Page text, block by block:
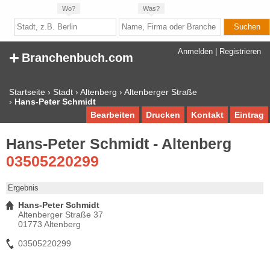
Wo? Was?
Anmelden Registrieren
+ Branchenbuch.com
Startseite › Stadt › Altenberg › Altenberger Straße
› Hans-Peter Schmidt
Eintrag
Kontakt
Drucken
Bearbeiten
Hans-Peter Schmidt - Altenberg
03505220299
Ergebnis
Hans-Peter Schmidt
Altenberger Straße 37
01773 Altenberg
03505220299